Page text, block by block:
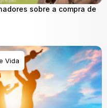
sobre a compra de
Vida